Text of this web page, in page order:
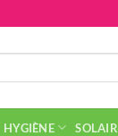
HYGIÈNE